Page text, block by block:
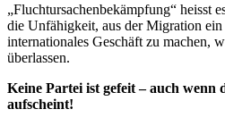
„Fluchtursachenbekämpfung“ heisst
die Unfähigkeit, aus der Migration
internationales Geschäft zu machen,
überlassen.
Keine Partei ist gefeit – auch
aufscheint!